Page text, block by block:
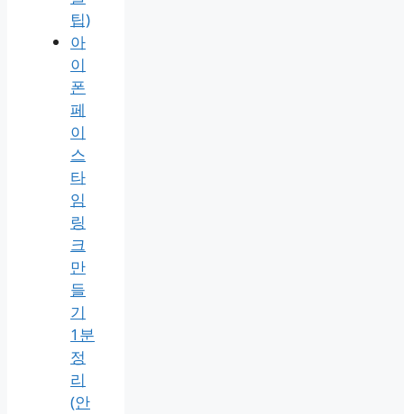
팁)
아
이
폰
페
이
스
타
임
링
크
만
들
기
1분
정
리
(안